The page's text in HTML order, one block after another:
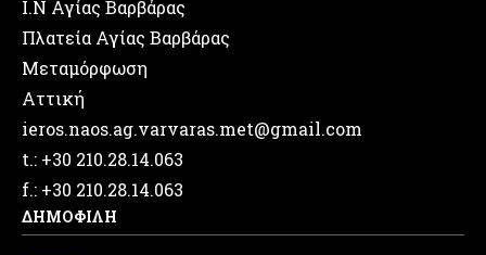
Ι.Ν Αγίας Βαρβάρας
Πλατεία Αγίας Βαρβάρας
Μεταμόρφωση
Αττική
ieros.naos.ag.varvaras.met@gmail.com
t.: +30 210.28.14.063
f.: +30 210.28.14.063
ΔΗΜΟΦΙΛΗ